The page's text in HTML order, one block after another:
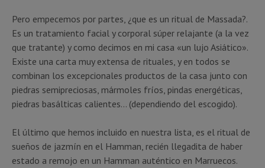
Pero empecemos por partes, ¿que es un ritual de Massada?.
Es un tratamiento facial y corporal súper relajante (a la vez
que tratante) y como decimos en mi casa «un lujo Asiático».
Existe una carta muy extensa de rituales, y en todos se
combinan los excepcionales productos de la casa junto con
piedras semipreciosas, mármoles fríos, pindas energéticas,
piedras basálticas calientes… (dependiendo del escogido).
El último que hemos incluido en nuestra lista, es el ritual de
sueños de jazmín en el Hamman, recién llegadita de haber
estado a remojo en un Hamman auténtico en Marruecos.